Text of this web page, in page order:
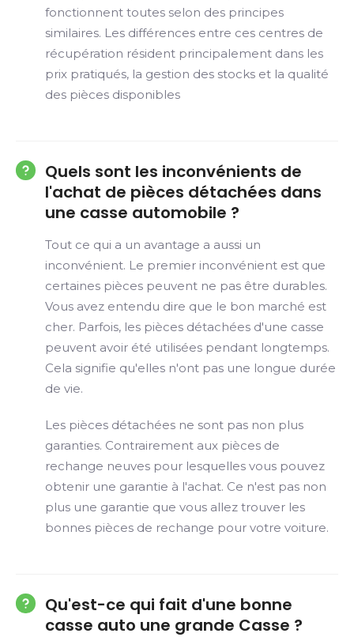
fonctionnent toutes selon des principes
similaires. Les différences entre ces centres de
récupération résident principalement dans les
prix pratiqués, la gestion des stocks et la qualité
des pièces disponibles
Quels sont les inconvénients de
l'achat de pièces détachées dans
une casse automobile ?
Tout ce qui a un avantage a aussi un
inconvénient. Le premier inconvénient est que
certaines pièces peuvent ne pas être durables.
Vous avez entendu dire que le bon marché est
cher. Parfois, les pièces détachées d'une casse
peuvent avoir été utilisées pendant longtemps.
Cela signifie qu'elles n'ont pas une longue durée
de vie.
Les pièces détachées ne sont pas non plus
garanties. Contrairement aux pièces de
rechange neuves pour lesquelles vous pouvez
obtenir une garantie à l'achat. Ce n'est pas non
plus une garantie que vous allez trouver les
bonnes pièces de rechange pour votre voiture.
Qu'est-ce qui fait d'une bonne
casse auto une grande Casse ?